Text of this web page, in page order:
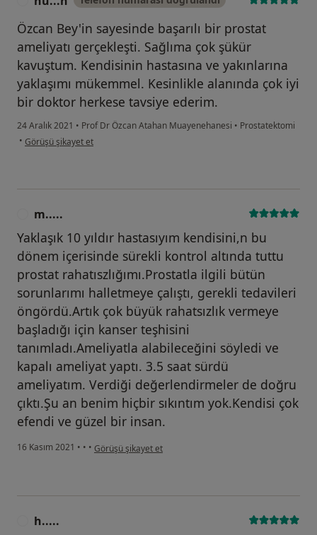
Özcan Bey'in sayesinde başarılı bir prostat
ameliyatı gerçekleşti. Sağlıma çok şükür
kavuştum. Kendisinin hastasına ve yakınlarına
yaklaşımı mükemmel. Kesinlikle alanında çok iyi
bir doktor herkese tavsiye ederim.
24 Aralık 2021 • Prof Dr Özcan Atahan Muayenehanesi • Prostatektomi
• kullanıcının görüşüne göre hü...n
Görüşü şikayet et
m.....
Yaklaşık 10 yıldır hastasıyım kendisini,n bu
dönem içerisinde sürekli kontrol altında tuttu
prostat rahatıszlığımı.Prostatla ilgili bütün
sorunlarımı halletmeye çalıştı, gerekli tedavileri
öngördü.Artık çok büyük rahatsızlık vermeye
başladığı için kanser teşhisini
tanımladı.Ameliyatla alabileceğini söyledi ve
kapalı ameliyat yaptı. 3.5 saat sürdü
ameliyatım. Verdiği değerlendirmeler de doğru
çıktı.Şu an benim hiçbir sıkıntım yok.Kendisi çok
efendi ve güzel bir insan.
16 Kasım 2021 • • • kullanıcının görüşüne göre m.....
Görüşü şikayet et
h.....